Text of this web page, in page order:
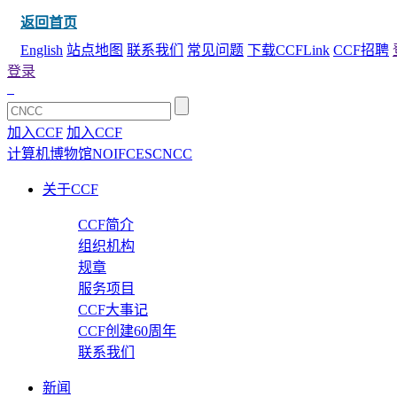
返回首页
English 站点地图 联系我们 常见问题 下载CCFLink CCF招聘
登录
加入CCF 加入CCF
计算机博物馆NOIFCESCNCC
关于CCF
CCF简介
组织机构
规章
服务项目
CCF大事记
CCF创建60周年
联系我们
新闻